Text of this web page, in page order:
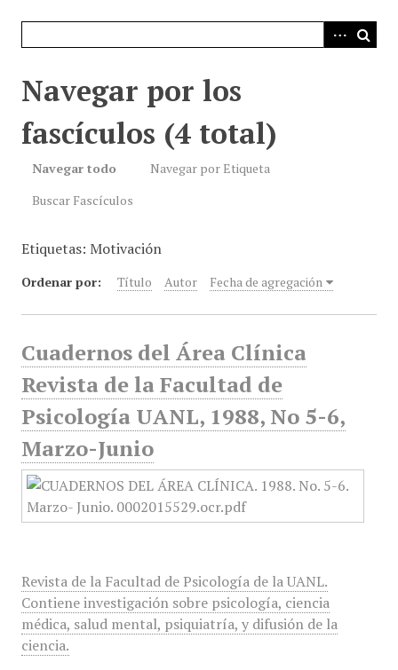
Navegar por los
fascículos (4 total)
Navegar todo
Navegar por Etiqueta
Buscar Fascículos
Etiquetas: Motivación
Ordenar por: Título Autor Fecha de agregación
Cuadernos del Área Clínica
Revista de la Facultad de
Psicología UANL, 1988, No 5-6,
Marzo-Junio
Revista de la Facultad de Psicología de la UANL.
Contiene investigación sobre psicología, ciencia
médica, salud mental, psiquiatría, y difusión de la
ciencia.